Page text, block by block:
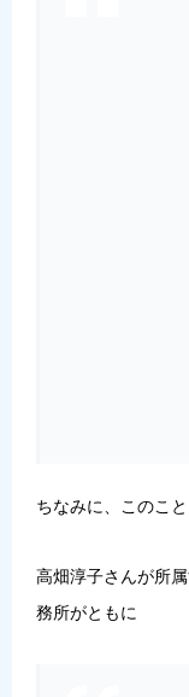
ちなみに、このこと
高畑淳子さんが所
務所がともに